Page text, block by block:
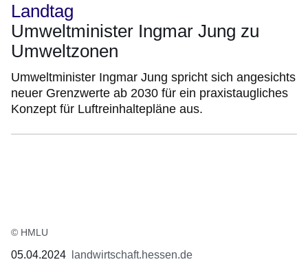
Landtag
Umweltminister Ingmar Jung zu
Umweltzonen
Umweltminister Ingmar Jung spricht sich angesichts
neuer Grenzwerte ab 2030 für ein praxistaugliches
Konzept für Luftreinhaltepläne aus.
© HMLU
05.04.2024 landwirtschaft.hessen.de